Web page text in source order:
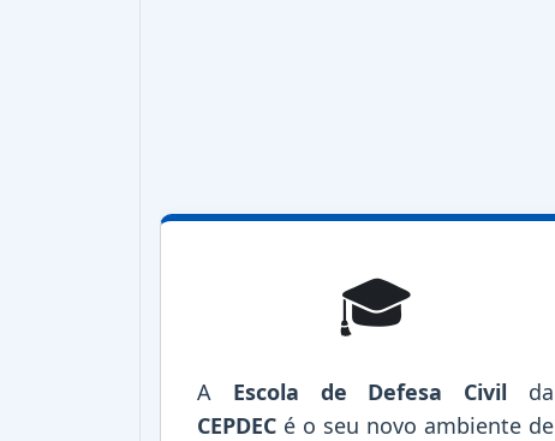
🎓
A Escola de Defesa Civil da
CEPDECé o seu novo ambiente de